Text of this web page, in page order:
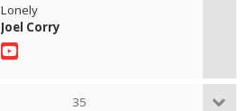
Lonely
Joel Corry
35